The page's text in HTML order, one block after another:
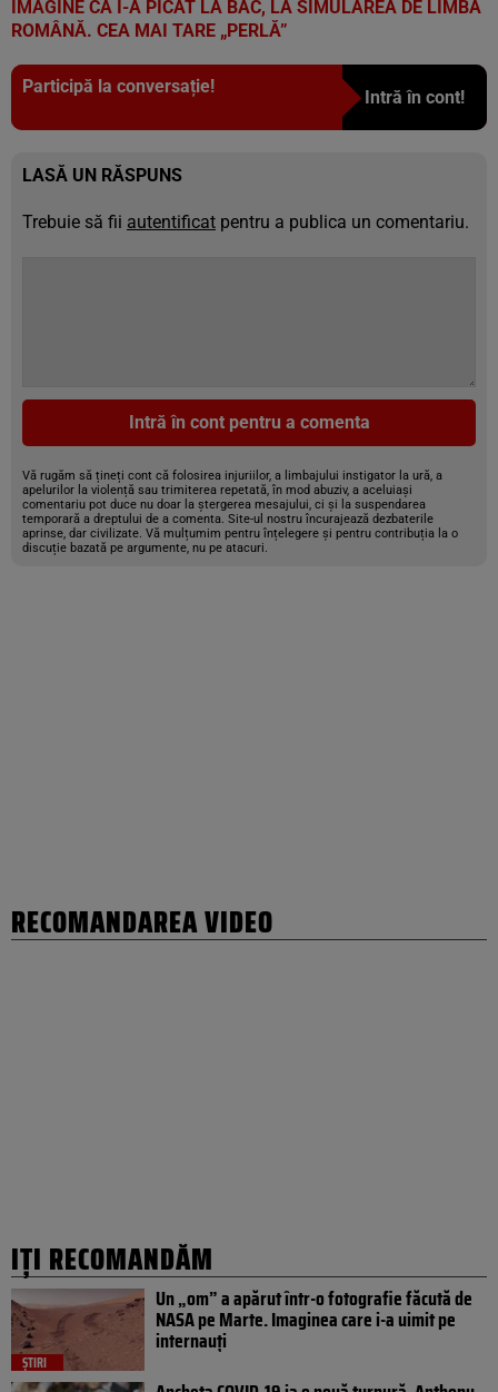
IMAGINE CĂ I-A PICAT LA BAC, LA SIMULAREA DE LIMBA
ROMÂNĂ. CEA MAI TARE „PERLĂ”
Participă la conversație!
Intră în cont!
LASĂ UN RĂSPUNS
Trebuie să fii autentificat pentru a publica un comentariu.
Intră în cont pentru a comenta
Vă rugăm să țineți cont că folosirea injuriilor, a limbajului instigator la ură, a
apelurilor la violență sau trimiterea repetată, în mod abuziv, a aceluiași
comentariu pot duce nu doar la ștergerea mesajului, ci și la suspendarea
temporară a dreptului de a comenta. Site-ul nostru încurajează dezbaterile
aprinse, dar civilizate. Vă mulțumim pentru înțelegere și pentru contribuția la o
discuție bazată pe argumente, nu pe atacuri.
RECOMANDAREA VIDEO
IȚI RECOMANDĂM
ȘTIRI
Un „om” a apărut într-o fotografie făcută de
NASA pe Marte. Imaginea care i-a uimit pe
internauți